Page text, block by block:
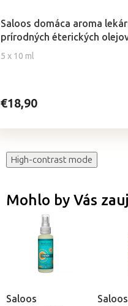
Saloos domáca aroma
prírodných éterických
5 x 10 ml
hodnotenie
produktu
je
5,0
€18,90
High-contrast mode
Mohlo by Vás
Saloos
Saloos